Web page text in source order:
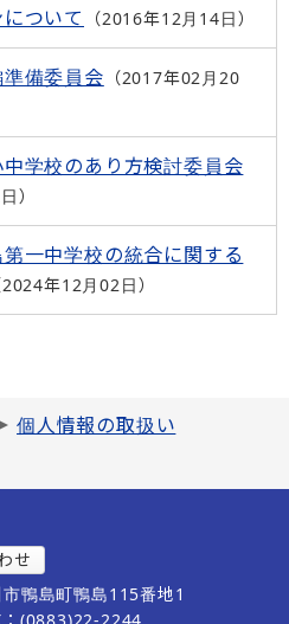
ついて 2016年12月14日
備委員会
2017年02月20
学校のあり方検討委員会
一中学校の統合に関する
2024年12月02日
個人情報の取扱い
せ
鴨島町鴨島115番地1